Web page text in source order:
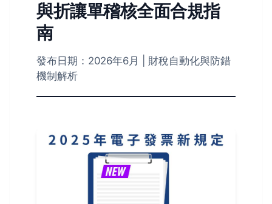
與折讓單稽核全面合規指
南
發布日期：2026年6月 | 財稅自動化與防錯
機制解析